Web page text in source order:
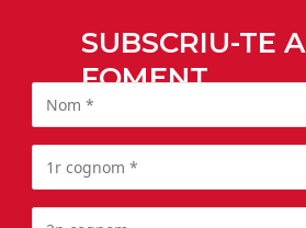
SUBSCRIU-TE A
FOMENT